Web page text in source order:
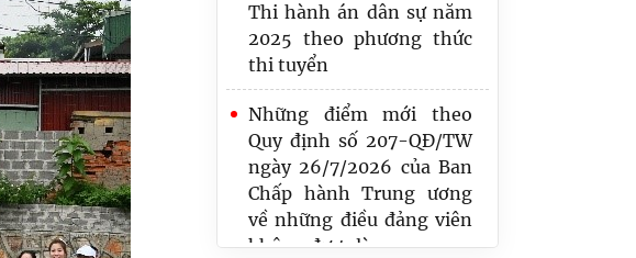
Thi hành án dân sự năm
2025 theo phương thức
thi tuyển
Những điểm mới theo
Quy định số 207-QĐ/TW
ngày 26/7/2026 của Ban
Chấp hành Trung ương
về những điều đảng viên
không được làm
Công bố Quyết định công
tác cán bộ tại Cục Quản lý
Thi hành án dân sự, Bộ
Tư pháp
Thi hành án dân sự tỉnh
Phú Thọ nâng cao năng
lực chuyển đổi số, đáp
ứng yêu cầu cải cách tư